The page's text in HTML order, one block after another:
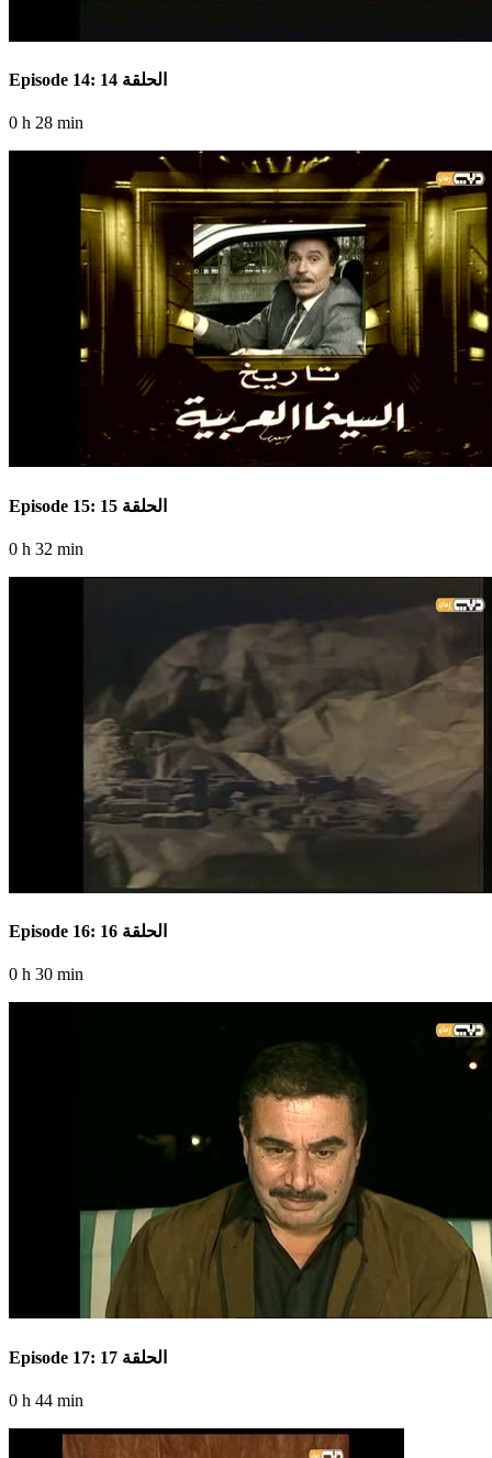
Episode 14: الحلقة 14
0 h 28 min
Episode 15: الحلقة 15
0 h 32 min
Episode 16: الحلقة 16
0 h 30 min
Episode 17: الحلقة 17
0 h 44 min